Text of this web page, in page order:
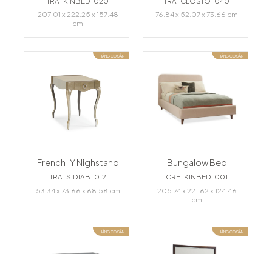
207.01 x 222.25 x 157.48
cm
76.84 x 52.07 x 73.66 cm
HÀNG CÓ SẴN
French-Y Nighstand
TRA-SIDTAB-012
53.34 x 73.66 x 68.58 cm
HÀNG CÓ SẴN
Bungalow Bed
CRF-KINBED-001
205.74 x 221.62 x 124.46
cm
HÀNG CÓ SẴN HÀNG CÓ SẴN